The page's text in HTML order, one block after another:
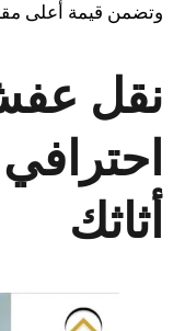
وتضمن قيمة أعلى
نقل
أثاثك